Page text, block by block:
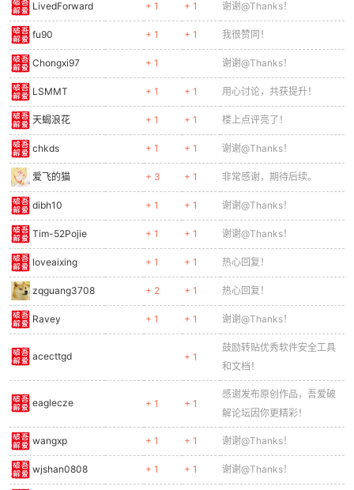
LivedForward + 1 + 1 谢谢@Thanks！
fu90 + 1 + 1 我很赞同！
Chongxi97 + 1 谢谢@Thanks！
LSMMT + 1 + 1 用心讨论，共获提升！
天蝎浪花 + 1 + 1 楼上点评亮了！
chkds + 1 + 1 谢谢@Thanks！
爱飞的猫 + 3 + 1 非常感谢，期待后续。
dibh10 + 1 + 1 谢谢@Thanks！
Tim-52Pojie + 1 + 1 谢谢@Thanks！
loveaixing + 1 + 1 热心回复！
zqguang3708 + 2 + 1 热心回复！
Ravey + 1 + 1 谢谢@Thanks！
acecttgd + 1
鼓励转贴优秀软件安全工具
和文档！
eaglecze + 1 + 1
感谢发布原创作品，吾爱破
解论坛因你更精彩！
wangxp + 1 + 1 谢谢@Thanks！
wjshan0808 + 1 + 1 谢谢@Thanks！